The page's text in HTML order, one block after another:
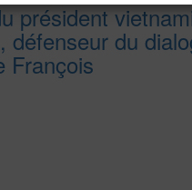
président
défenseur du
François